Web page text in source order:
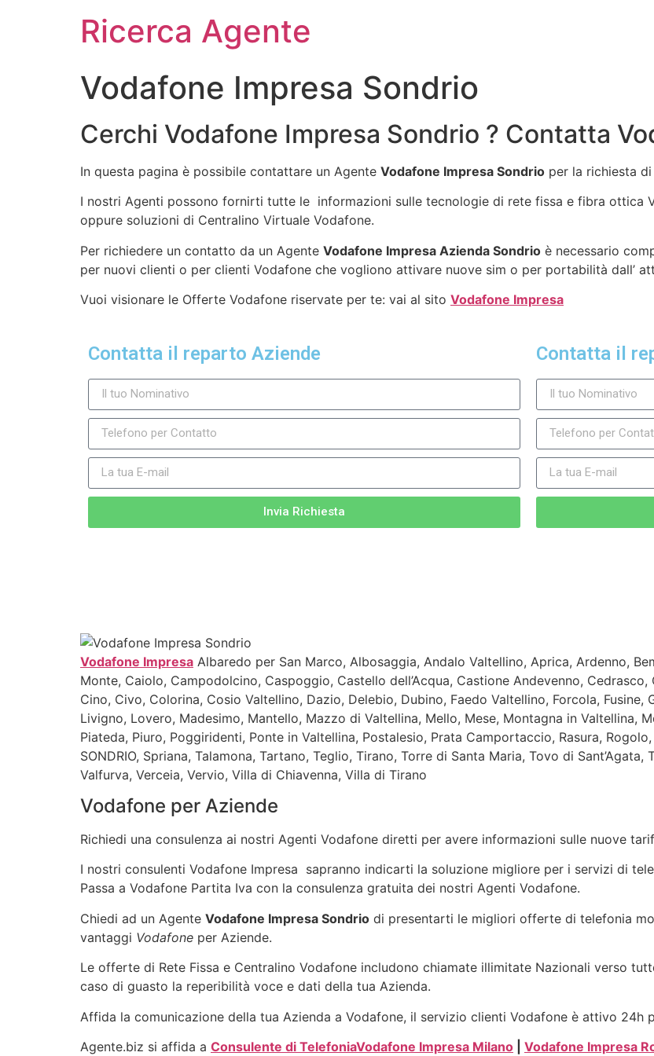
Ricerca Agente
Vodafone Impresa Sondrio
Cerchi Vodafone Impresa Sondrio ? Contatta
In questa pagina è possibile contattare un Agente Vodafone Impresa Sondrio per la richiesta
I nostri Agenti possono fornirti tutte le informazioni sulle tecnologie di rete fissa e fibra ottica
oppure soluzioni di Centralino Virtuale Vodafone.
Per richiedere un contatto da un Agente Vodafone Impresa Azienda Sondrio è necessario
per nuovi clienti o per clienti Vodafone che vogliono attivare nuove sim o per portabilità dall’
Vuoi visionare le Offerte Vodafone riservate per te: vai al sito Vodafone Impresa
Contatta il reparto Aziende
Invia Richiesta
Contatta il
Vodafone Impresa Albaredo per San Marco, Albosaggia, Andalo Valtellino, Aprica, Ardenno,
Monte, Caiolo, Campodolcino, Caspoggio, Castello dell’Acqua, Castione Andevenno,
Cino, Civo, Colorina, Cosio Valtellino, Dazio, Delebio, Dubino, Faedo Valtellino, Forcola,
Livigno, Lovero, Madesimo, Mantello, Mazzo di Valtellina, Mello, Mese, Montagna in Valtellina,
Piateda, Piuro, Poggiridenti, Ponte in Valtellina, Postalesio, Prata Camportaccio, Rasura,
SONDRIO, Spriana, Talamona, Tartano, Teglio, Tirano, Torre di Santa Maria, Tovo di
Valfurva, Verceia, Vervio, Villa di Chiavenna, Villa di Tirano
Vodafone per Aziende
Richiedi una consulenza ai nostri Agenti Vodafone diretti per avere informazioni sulle nuove
I nostri consulenti Vodafone Impresa sapranno indicarti la soluzione migliore per i servizi di
Passa a Vodafone Partita Iva con la consulenza gratuita dei nostri Agenti Vodafone.
Chiedi ad un Agente Vodafone Impresa Sondrio di presentarti le migliori offerte di telefonia
vantaggi Vodafone per Aziende.
Le offerte di Rete Fissa e Centralino Vodafone includono chiamate illimitate Nazionali verso
caso di guasto la reperibilità voce e dati della tua Azienda.
Affida la comunicazione della tua Azienda a Vodafone, il servizio clienti Vodafone è attivo 24h
Agente.biz si affida a Consulente di TelefoniaVodafone Impresa Milano Vodafone Impresa